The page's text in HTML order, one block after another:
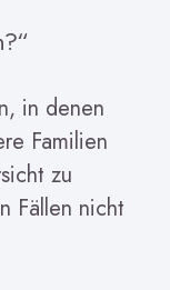
in denen
Familien
zu
Fällen nicht